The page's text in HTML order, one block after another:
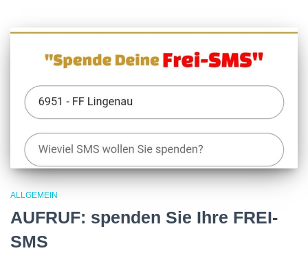
ALLGEMEIN
AUFRUF: spenden Sie Ihre FREI-
SMS